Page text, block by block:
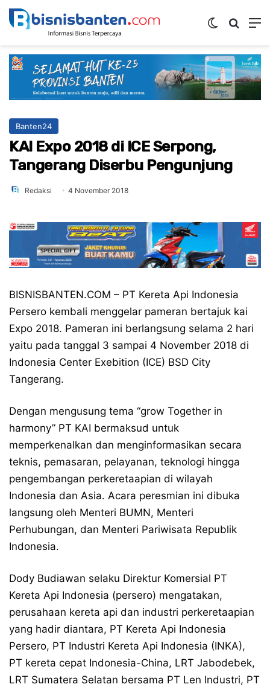
Switch skin
Banten24
KAI Expo 2018 di ICE Serpong,
Tangerang Diserbu Pengunjung
Redaksi 4 November 2018
BISNISBANTEN.COM – PT Kereta Api Indonesia
Persero kembali menggelar pameran bertajuk kai
Expo 2018. Pameran ini berlangsung selama 2 hari
yaitu pada tanggal 3 sampai 4 November 2018 di
Indonesia Center Exebition (ICE) BSD City
Tangerang.
Dengan mengusung tema “grow Together in
harmony” PT KAI bermaksud untuk
memperkenalkan dan menginformasikan secara
teknis, pemasaran, pelayanan, teknologi hingga
pengembangan perkeretaapian di wilayah
Indonesia dan Asia. Acara peresmian ini dibuka
langsung oleh Menteri BUMN, Menteri
Perhubungan, dan Menteri Pariwisata Republik
Indonesia.
Dody Budiawan selaku Direktur Komersial PT
Kereta Api Indonesia (persero) mengatakan,
perusahaan kereta api dan industri perkeretaapian
yang hadir diantara, PT Kereta Api Indonesia
Persero, PT Industri Kereta Api Indonesia (INKA),
PT kereta cepat Indonesia-China, LRT Jabodebek,
LRT Sumatera Selatan bersama PT Len Industri, PT